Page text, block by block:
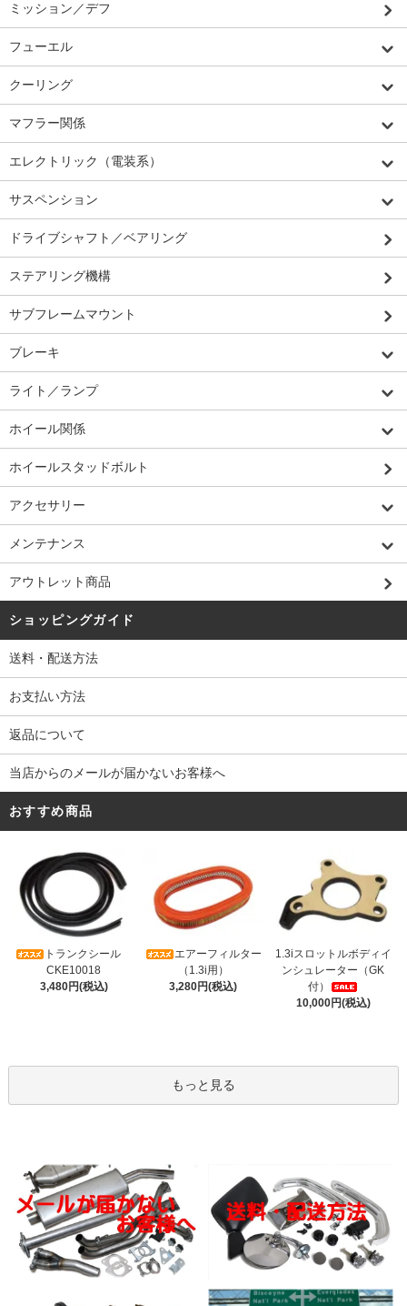
ミッション／デフ
フューエル
クーリング
マフラー関係
エレクトリック（電装系）
サスペンション
ドライブシャフト／ベアリング
ステアリング機構
サブフレームマウント
ブレーキ
ライト／ランプ
ホイール関係
ホイールスタッドボルト
アクセサリー
メンテナンス
アウトレット商品
ショッピングガイド
送料・配送方法
お支払い方法
返品について
当店からのメールが届かないお客様へ
おすすめ商品
トランクシール
CKE10018
3,480円(税込)
エアーフィルター
（1.3i用）
3,280円(税込)
1.3iスロットルボディイ
ンシュレーター（GK
付）
10,000円(税込)
もっと見る